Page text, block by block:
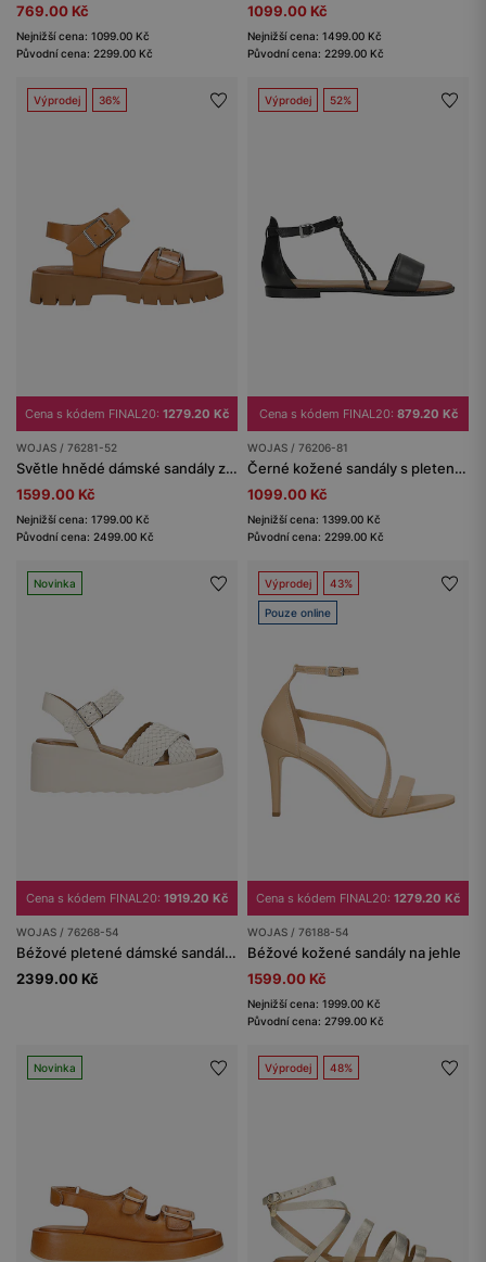
769.00 Kč
Nejnižší cena: 1099.00 Kč
Původní cena: 2299.00 Kč
1099.00 Kč
Nejnižší cena: 1499.00 Kč
Původní cena: 2299.00 Kč
Výprodej 36%
Cena s kódem FINAL20: 1279.20 Kč
WOJAS / 76281-52
Světle hnědé dámské sandály z lícové kůže
1599.00 Kč
Nejnižší cena: 1799.00 Kč
Původní cena: 2499.00 Kč
Výprodej 52%
Cena s kódem FINAL20: 879.20 Kč
WOJAS / 76206-81
Černé kožené sandály s pletenými řemínky
1099.00 Kč
Nejnižší cena: 1399.00 Kč
Původní cena: 2299.00 Kč
Novinka
Cena s kódem FINAL20: 1919.20 Kč
WOJAS / 76268-54
Béžové pletené dámské sandály na klínku
2399.00 Kč
Výprodej 43%
Pouze online
Cena s kódem FINAL20: 1279.20 Kč
WOJAS / 76188-54
Béžové kožené sandály na jehle
1599.00 Kč
Nejnižší cena: 1999.00 Kč
Původní cena: 2799.00 Kč
Novinka Výprodej 48%